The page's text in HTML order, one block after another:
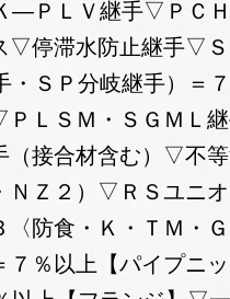
―ＰＬＶ継手▽ＰＣ
▽停滞水防止継手▽
・ＳＰ分岐継手）＝
ＬＳＭ・ＳＧＭＬ
（接合材含む）▽不
Ｚ２）▽ＲＳユニ
防食・Ｋ・ＴＭ・
％以上【パイプニ